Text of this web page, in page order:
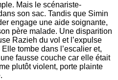
Mais le scénariste-
son sac. Tandis que Simin
engage une aide soignante,
père malade. Une disparition
Razieh du vol et l’expulse
tombe dans l’escalier et,
fausse couche car elle était
plutôt violent, porte plainte